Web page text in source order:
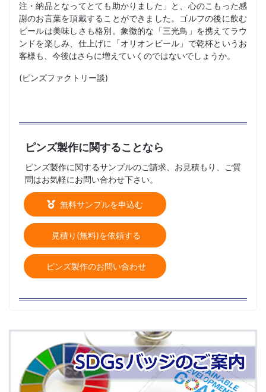
注・納品となってとても助かりました」と、心のこもった感
謝のお言葉を頂戴することができました。ゴルフの後に飲む
ビールは美味しさも格別。象徴的な「三光鳥」を携えてラウ
ンドを楽しみ、仕上げに「オリオンビール」で乾杯というお
客様も、今後はさらに増えていくのではないでしょうか。
(ピンズファクトリー談)
ピンズ製作に関することなら
ピンズ製作に関するサンプルのご請求、お見積もり、ご質
問はお気軽にお問い合わせ下さい。
無料サンプルを申込む
見積り(無料)を依頼する
ピンズ製作のお問い合わせ